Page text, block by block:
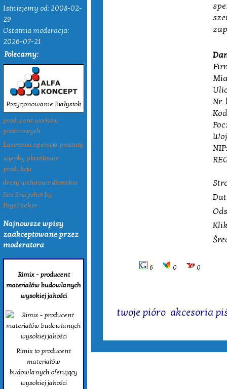
Istniejemy od: 2008-02-
29
Ostatnia moderacja:
2026-07-21
Polecamy:
Pozycjonowanie Białystok
producent worków
próżniowych
Laserowa operacja prostaty
wyroby plastikowe
produkcja
dresy welurowe damskie
Site Snapshot by
PagePeeker
Najnowsze wpisy
zaakceptowane przez
moderatora
Rimix - producent
materiałów budowlanych
wysokiej jakości
Rimix to producent
materiałów
budowlanych oferujący
wysokiej jakości
Nr.
6 0 0
twoje pióro akcesoria